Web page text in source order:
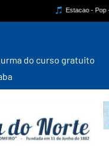
do curso gratuito